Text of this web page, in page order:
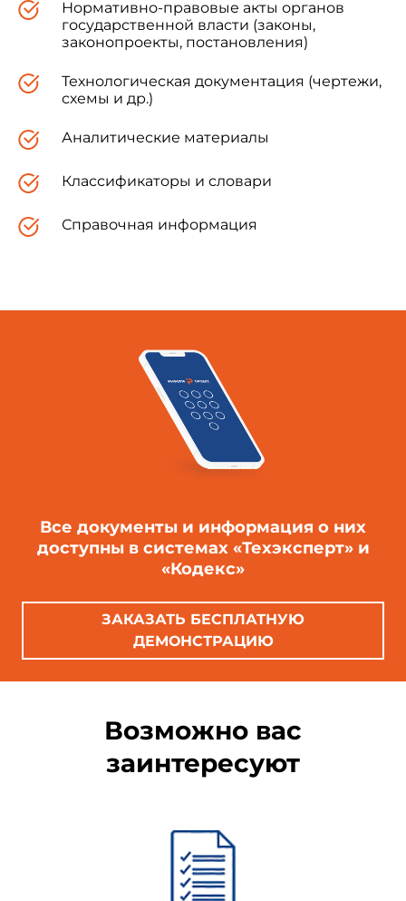
Нормативно-правовые акты органов
государственной власти (законы,
законопроекты, постановления)
Технологическая документация (чертежи,
схемы и др.)
Аналитические материалы
Классификаторы и словари
Справочная информация
Все документы и информация о них
доступны в системах «Техэксперт» и
«Кодекс»
ЗАКАЗАТЬ БЕСПЛАТНУЮ
ДЕМОНСТРАЦИЮ
Возможно вас
заинтересуют